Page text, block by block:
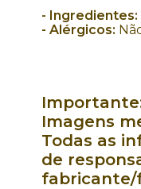
- Ingredientes:
- Alérgicos:
Imagens
Todas as
de
fabricante/